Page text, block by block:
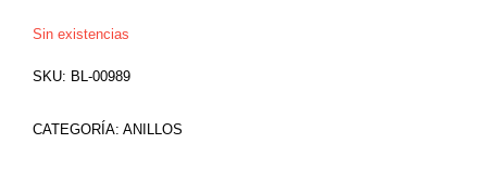
Sin existencias
SKU: BL-00989
CATEGORÍA: ANILLOS